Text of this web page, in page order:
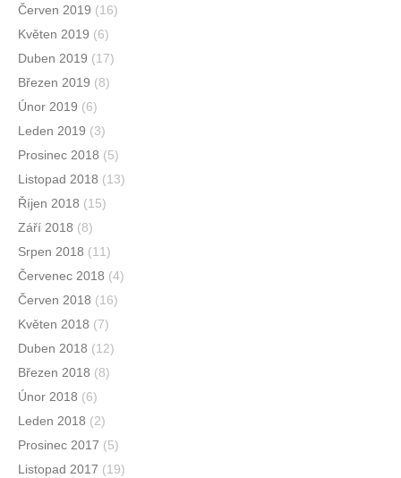
Červen 2019 (16)
Květen 2019 (6)
Duben 2019 (17)
Březen 2019 (8)
Únor 2019 (6)
Leden 2019 (3)
Prosinec 2018 (5)
Listopad 2018 (13)
Říjen 2018 (15)
Září 2018 (8)
Srpen 2018 (11)
Červenec 2018 (4)
Červen 2018 (16)
Květen 2018 (7)
Duben 2018 (12)
Březen 2018 (8)
Únor 2018 (6)
Leden 2018 (2)
Prosinec 2017 (5)
Listopad 2017 (19)